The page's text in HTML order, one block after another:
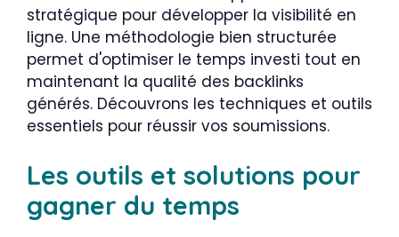
stratégique pour développer la visibilité en
ligne. Une méthodologie bien structurée
permet d'optimiser le temps investi tout en
maintenant la qualité des backlinks
générés. Découvrons les techniques et outils
essentiels pour réussir vos soumissions.
Les outils et solutions pour
gagner du temps